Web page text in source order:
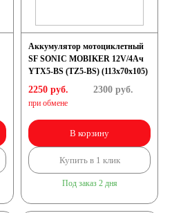
Аккумулятор мотоциклетный
SF SONIC MOBIKER 12V/4Ач
YTX5-BS (TZ5-BS) (113x70x105)
2250 руб.
при обмене
2300руб.
В корзину
Купить в 1 клик
Под заказ 2 дня